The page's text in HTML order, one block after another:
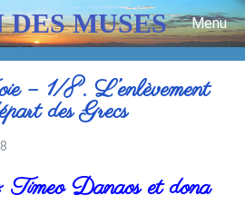
MUSES
Menu
– 1/8. L’enlèvement
des Grecs
Timeo Danaos et dona